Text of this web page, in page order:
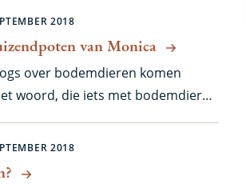
van Monica
2018
over bodemdieren komen
woord, die iets met bodemdieren
erover. Zoals natuurjournalist
die net een heel boek vol
2018